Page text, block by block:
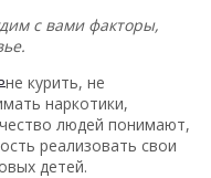
с вами факторы,
курить, не
наркотики,
людей понимают,
реализовать свои
детей.